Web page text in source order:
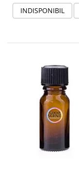
INDISPONIBIL